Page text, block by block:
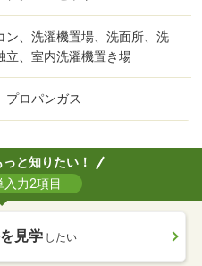
ン、洗濯機置場、洗面所、洗
立、室内洗濯機置き場
プロパンガス
と知りたい！
力2項目
見学 したい